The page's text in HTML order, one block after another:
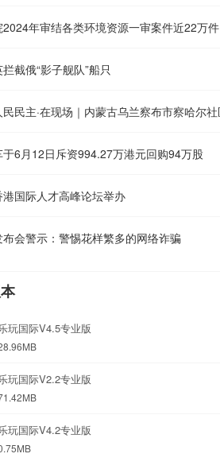
2024年审结各类环境资源一审案件近22万件
截俄“影子舰队”船只
于6月12日斥资994.27万港元回购94万股
国际人才高峰论坛举办
会警示：警惕花样繁多的网络诈骗
乐玩国际V4.5专业版
乐玩国际V2.2专业版
乐玩国际V4.2专业版